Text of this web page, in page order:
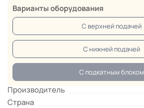
Варианты оборудования
С верхней подачей
С нижней подачей
С подкатным блоком
Производитель
Страна